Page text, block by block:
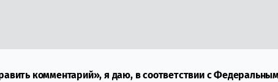
комментарий», я даю, в соответствии с